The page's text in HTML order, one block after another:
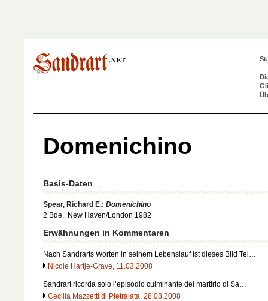
Domenichino
Basis-Daten
Spear, Richard E.: Domenichino
2 Bde., New Haven/London 1982
Erwähnungen in Kommentaren
Nach Sandrarts Worten in seinem Lebenslauf ist dieses Bild Tei…
Nicole Hartje-Grave, 11.03.2008
Sandrart ricorda solo l’episodio culminante del martirio di Sa…
Cecilia Mazzetti di Pietralata, 28.08.2008